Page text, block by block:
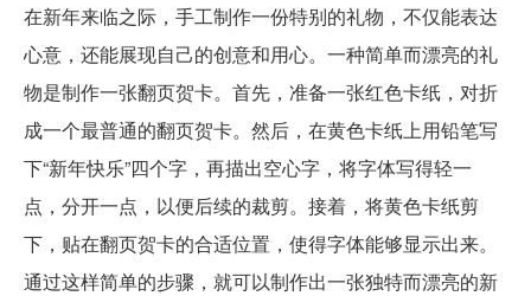
在新年来临之际，手工制作一份特别的礼物，不仅能表达
心意，还能展现自己的创意和用心。一种简单而漂亮的礼
物是制作一张翻页贺卡。首先，准备一张红色卡纸，对折
成一个最普通的翻页贺卡。然后，在黄色卡纸上用铅笔写
下“新年快乐”四个字，再描出空心字，将字体写得轻一
点，分开一点，以便后续的裁剪。接着，将黄色卡纸剪
下，贴在翻页贺卡的合适位置，使得字体能够显示出来。
通过这样简单的步骤，就可以制作出一张独特而漂亮的新